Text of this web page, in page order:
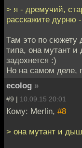
> я - дремучий,
расскажите дурню
Там это по сюжету
типа, она мутант
задохнется :)
Но на самом деле,
ecolog »
#9 | 10.09.15 20:01
Кому: Merlin, #8
> она мутант и